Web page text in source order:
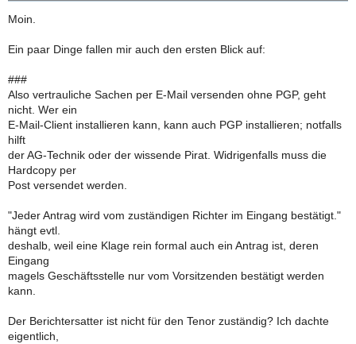
Moin.
Ein paar Dinge fallen mir auch den ersten Blick auf:
###
Also vertrauliche Sachen per E-Mail versenden ohne PGP, geht
nicht. Wer ein
E-Mail-Client installieren kann, kann auch PGP installieren; notfalls
hilft
der AG-Technik oder der wissende Pirat. Widrigenfalls muss die
Hardcopy per
Post versendet werden.
"Jeder Antrag wird vom zuständigen Richter im Eingang bestätigt."
hängt evtl.
deshalb, weil eine Klage rein formal auch ein Antrag ist, deren
Eingang
magels Geschäftsstelle nur vom Vorsitzenden bestätigt werden
kann.
Der Berichtersatter ist nicht für den Tenor zuständig? Ich dachte
eigentlich,